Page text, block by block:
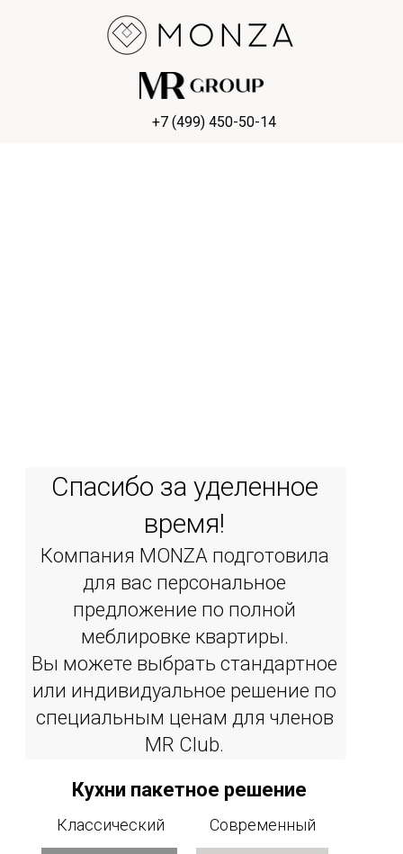
+7 (499) 450-50-14
Спасибо за уделенное
время!
Кухни пакетное решение
Компания MONZA подготовила
для вас персональное
предложение по полной
меблировке квартиры.
Вы можете выбрать стандартное
или индивидуальное решение по
специальным ценам для членов
MR Сlub.
Современный
Классический